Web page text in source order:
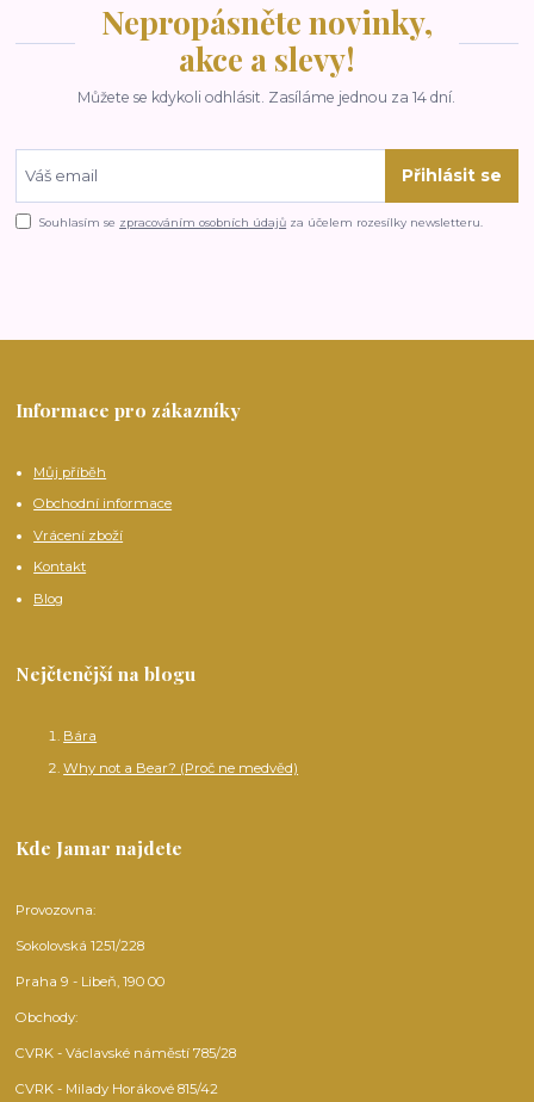
Nepropásněte novinky,
akce a slevy!
Můžete se kdykoli odhlásit. Zasíláme jednou za 14 dní.
Přihlásit se
Souhlasím se zpracováním osobních údajů za účelem rozesílky newsletteru.
Informace pro zákazníky
Můj příběh
Obchodní informace
Vrácení zboží
Kontakt
Blog
Nejčtenější na blogu
Bára
Why not a Bear? (Proč ne medvěd)
Kde Jamar najdete
Provozovna:
Sokolovská 1251/228
Praha 9 - Libeň, 190 00
Obchody:
CVRK - Václavské náměstí 785/28
CVRK - Milady Horákové 815/42